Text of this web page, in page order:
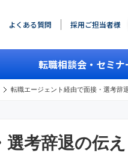
よくある質問 採用ご担当者様
転職相談会・セミナ
転職エージェント経由で面接・選考辞
考辞退の伝え